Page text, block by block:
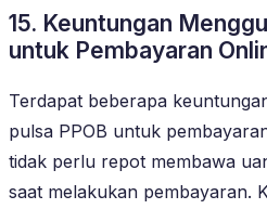
15. Keuntungan
untuk Pembayaran
Terdapat beberapa
pulsa PPOB untuk
tidak perlu repot membawa
saat melakukan pembayaran.